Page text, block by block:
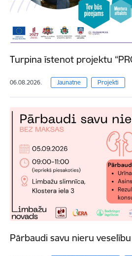
Turpina īstenot projektu
06.08.2026. Jaunatne Projekti
Pārbaudi savu nieru veselību